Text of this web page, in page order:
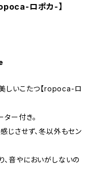
ロポカ-】
しいこたつ【ropoca-ロ
ー付き。
じさせず、冬以外もセン
音やにおいがしないの